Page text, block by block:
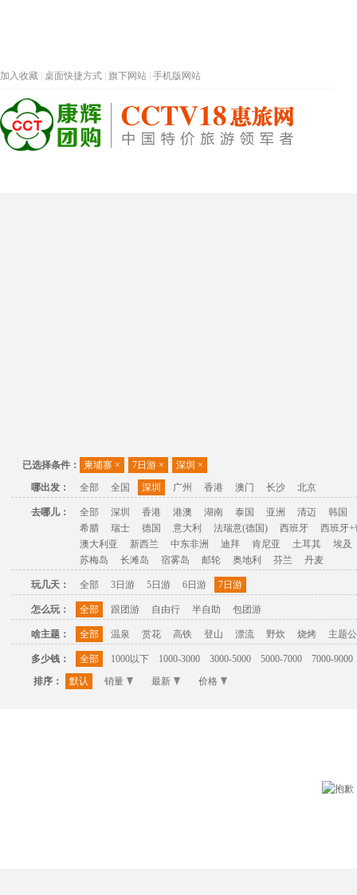
加入收藏 桌面快捷方式 旗下网站 手机版网站
已选择条件： 柬埔寨 × 7日游 × 深圳 ×
哪出发：
全部 全国 深圳 广州 香港 澳门 长沙 北京
去哪儿： 全部 深圳 香港 港澳 湖南 泰国 亚洲 清迈
韩国
希腊
瑞士 德国 意大利 法瑞意(德国) 西班牙
西班牙+
澳大利亚
新西兰 中东非洲 迪拜 肯尼亚 土耳其
埃及
苏梅岛
长滩岛 宿雾岛 邮轮 奥地利 芬兰 丹麦
玩几天： 全部 3日游 5日游 6日游 7日游
怎么玩： 全部 跟团游 自由行 半自助 包团游
啥主题： 全部 温泉 赏花 高铁 登山 漂流 野炊 烧烤 主题
多少钱： 全部 1000以下 1000-3000 3000-5000 5000-7000
7000-9000
排序：
默认 销量 最新 价格